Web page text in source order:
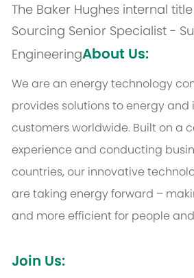
The Baker Hughes internal
Sourcing Senior Specialist -
EngineeringAbout Us:
We are an energy technology
provides solutions to energy and
customers worldwide. Built on a
experience and conducting
countries, our innovative
are taking energy forward –
and more efficient for people
Join Us: